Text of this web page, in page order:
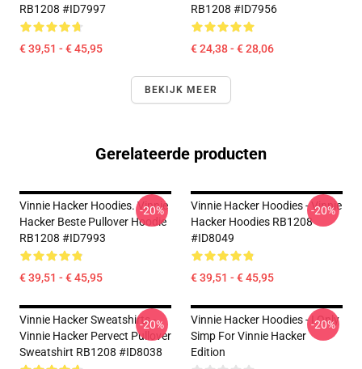
RB1208 #ID7997
€ 39,51 - € 45,95
RB1208 #ID7956
€ 24,38 - € 28,06
BEKIJK MEER
Gerelateerde producten
Vinnie Hacker Hoodies. Vinnie
Hacker Beste Pullover Hoodie
RB1208 #ID7993
€ 39,51 - € 45,95
-20%
Vinnie Hacker Hoodies - Vinnie
Hacker Hoodies RB1208
#ID8049
€ 39,51 - € 45,95
-20%
Vinnie Hacker Sweatshirts -
Vinnie Hacker Pervect Pullover
Sweatshirt RB1208 #ID8038
-20%
Vinnie Hacker Hoodies - I Only
Simp For Vinnie Hacker
Edition
-20%